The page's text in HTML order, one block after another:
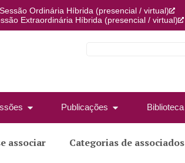
Ordinária Híbrida (presencial / virtual)
Extraordinária Híbrida (presencial / virtual)
Publicações Biblioteca
associar Categorias de associados